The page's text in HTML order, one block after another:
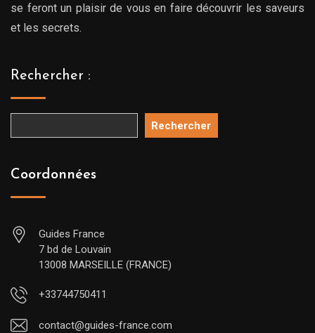
se feront un plaisir de vous en faire découvrir les saveurs
et les secrets.
Rechercher :
Rechercher
Coordonnées
Guides France
7 bd de Louvain
13008 MARSEILLE (FRANCE)
+33744750411
contact@guides-france.com